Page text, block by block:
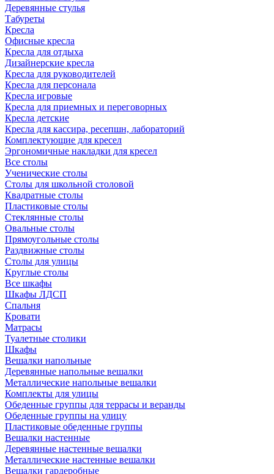
Деревянные стулья
Табуреты
Кресла
Офисные кресла
Кресла для отдыха
Дизайнерские кресла
Кресла для руководителей
Кресла для персонала
Кресла игровые
Кресла для приемных и переговорных
Кресла детские
Кресла для кассира, ресепшн, лабораторий
Комплектующие для кресел
Эргономичные накладки для кресел
Все столы
Ученические столы
Столы для школьной столовой
Квадратные столы
Пластиковые столы
Стеклянные столы
Овальные столы
Прямоугольные столы
Раздвижные столы
Столы для улицы
Круглые столы
Все шкафы
Шкафы ЛДСП
Спальня
Кровати
Матрасы
Туалетные столики
Шкафы
Вешалки напольные
Деревянные напольные вешалки
Металлические напольные вешалки
Комплекты для улицы
Обеденные группы для террасы и веранды
Обеденные группы на улицу
Пластиковые обеденные группы
Вешалки настенные
Деревянные настенные вешалки
Металлические настенные вешалки
Вешалки гардеробные